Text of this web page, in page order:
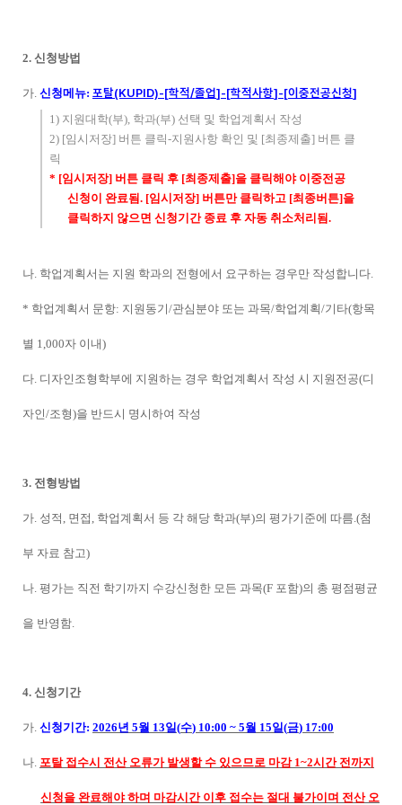
2. 신청방법
가. 신청메뉴: 포탈(KUPID)-[학적/졸업]-[학적사항]-[이중전공신청]
1) 지원대학(부), 학과(부) 선택 및 학업계획서 작성
2) [임시저장] 버튼 클릭-지원사항 확인 및 [최종제출] 버튼 클
릭
* [임시저장] 버튼 클릭 후 [최종제출]을 클릭해야 이중전공
신청이 완료됨 . [임시저장] 버튼만 클릭하고 [최종버튼]을
클릭하지 않으면 신청기간 종료 후 자동 취소처리됨 .
나. 학업계획서는 지원 학과의 전형에서 요구하는 경우만 작성합니다.
* 학업계획서 문항: 지원동기/관심분야 또는 과목/학업계획/기타(항목
별 1,000자 이내)
다. 디자인조형학부에 지원하는 경우 학업계획서 작성 시 지원전공(디
자인/조형)을 반드시 명시하여 작성
3. 전형방법
가. 성적 , 면접 , 학업계획서 등 각 해당 학과(부)의 평가기준에 따름.(첨
부 자료 참고)
나. 평가는 직전 학기까지 수강신청한 모든 과목(F 포함)의 총 평점평균
을 반영함.
4. 신청기간
가. 신청기간: 2026년 5월 13일(수) 10:00 ~ 5월 15일(금) 17:00
나. 포탈 접수시 전산 오류가 발생할 수 있으므로 마감 1~2시간 전까지
신청을 완료해야 하며 마감시간 이후 접수는 절대 불가이며 전산 오